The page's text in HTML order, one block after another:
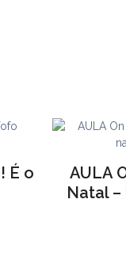
É o
AULA
Natal